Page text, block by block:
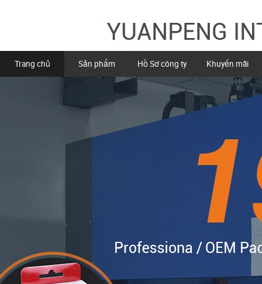
Trang chủ Sản phẩm Hồ Sơ công ty Khuyến mãi